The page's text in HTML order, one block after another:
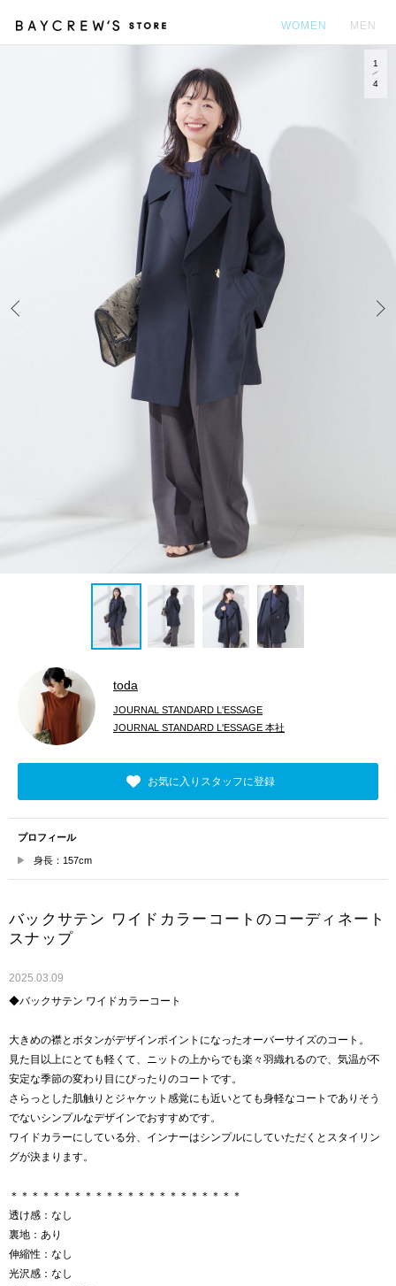
WOMEN MEN
1
4
toda
JOURNAL STANDARD L'ESSAGE
JOURNAL STANDARD L'ESSAGE 本社
お気に入りスタッフに登録
プロフィール
身長：157cm
バックサテン ワイドカラーコートのコーディネート
スナップ
2025.03.09
◆バックサテン ワイドカラーコート
大きめの襟とボタンがデザインポイントになったオーバーサイズのコート。
見た目以上にとても軽くて、ニットの上からでも楽々羽織れるので、気温が不
安定な季節の変わり目にぴったりのコートです。
さらっとした肌触りとジャケット感覚にも近いとても身軽なコートでありそう
でないシンプルなデザインでおすすめです。
ワイドカラーにしている分、インナーはシンプルにしていただくとスタイリン
グが決まります。
＊＊＊＊＊＊＊＊＊＊＊＊＊＊＊＊＊＊＊＊＊＊
透け感：なし
裏地：あり
伸縮性：なし
光沢感：なし